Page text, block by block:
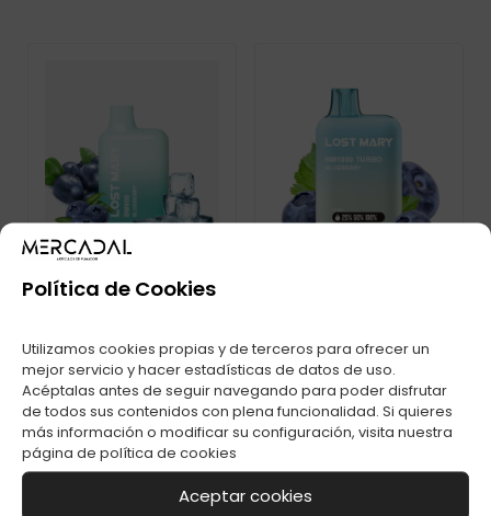
Política de Cookies
Utilizamos cookies propias y de terceros para ofrecer un
mejor servicio y hacer estadísticas de datos de uso.
Acéptalas antes de seguir navegando para poder disfrutar
de todos sus contenidos con plena funcionalidad. Si quieres
más información o modificar su configuración, visita nuestra
página de política de cookies
Aceptar cookies
POD DESECHABLE
LOST MARY BM600S
PUFFS BLUEBERRY
LOST MARY BM1000
TURBO BLUEBERRY
20MG C-1